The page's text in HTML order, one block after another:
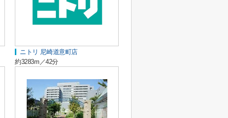
ニトリ 尼崎道意町店
約3283m／42分